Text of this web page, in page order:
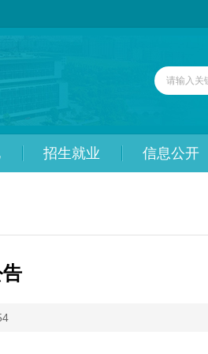
招生就业 信息公开